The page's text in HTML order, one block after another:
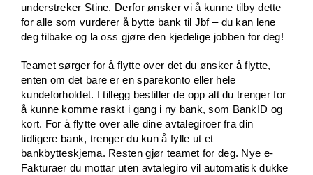
understreker Stine. Derfor ønsker vi å kunne tilby dette
for alle som vurderer å bytte bank til Jbf – du kan lene
deg tilbake og la oss gjøre den kjedelige jobben for deg!
Teamet sørger for å flytte over det du ønsker å flytte,
enten om det bare er en sparekonto eller hele
kundeforholdet. I tillegg bestiller de opp alt du trenger for
å kunne komme raskt i gang i ny bank, som BankID og
kort. For å flytte over alle dine avtalegiroer fra din
tidligere bank, trenger du kun å fylle ut et
bankbytteskjema. Resten gjør teamet for deg. Nye e-
Fakturaer du mottar uten avtalegiro vil automatisk dukke